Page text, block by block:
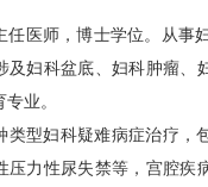
任医师，博士学位。从事
及妇科盆底、妇科肿瘤、
业。
类型妇科疑难病症治疗，
压力性尿失禁等，宫腔疾